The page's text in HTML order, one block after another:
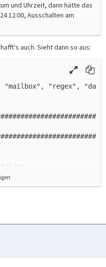
und Uhrzeit, dann hätte das
12:00, Ausschalten am
auch. Sieht dann so aus: